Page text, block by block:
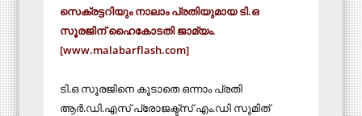
സെക്രട്ടറിയും നാലാം പ്രതിയുമായ ടി.ഒ
സൂരജിന് ഹൈകോടതി ജാമ്യം.
[www.malabarflash.com]
ടി.ഒ സൂരജിനെ കൂടാതെ ഒന്നാം പ്രതി
ആർ.ഡി.എസ് പ്രോജക്ട്സ് എം.ഡി സുമിത്